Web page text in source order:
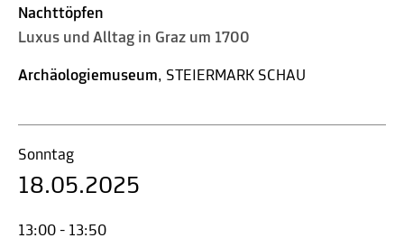
Nachttöpfen
Luxus und Alltag in Graz um 1700
Archäologiemuseum, STEIERMARK SCHAU
Sonntag
18.05.2025
13:00 - 13:50